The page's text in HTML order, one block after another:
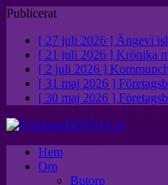
Publicerat
[ 27 juli 2026 ] Ängevi
[ 21 juli 2026 ] Krönika
[ 2 juli 2026 ]
[ 31 maj 2026 ]
[ 30 maj 2026 ]
Hem
Om
Butorp